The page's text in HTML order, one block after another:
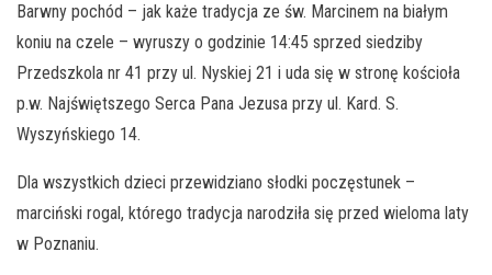
Barwny pochód – jak każe tradycja ze św. Marcinem na białym
koniu na czele – wyruszy o godzinie 14:45 sprzed siedziby
Przedszkola nr 41 przy ul. Nyskiej 21 i uda się w stronę kościoła
p.w. Najświętszego Serca Pana Jezusa przy ul. Kard. S.
Wyszyńskiego 14.
Dla wszystkich dzieci przewidziano słodki poczęstunek –
marciński rogal, którego tradycja narodziła się przed wieloma laty
w Poznaniu.